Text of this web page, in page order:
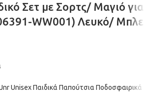
Σετ με Σορτς/ Μαγιό για
WW001) Λευκό/ Μπλε